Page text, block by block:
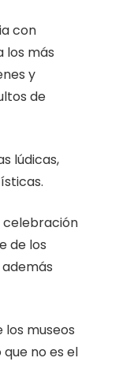
con
los más
y
de
lúdicas,
celebración
de los
los museos
no es el